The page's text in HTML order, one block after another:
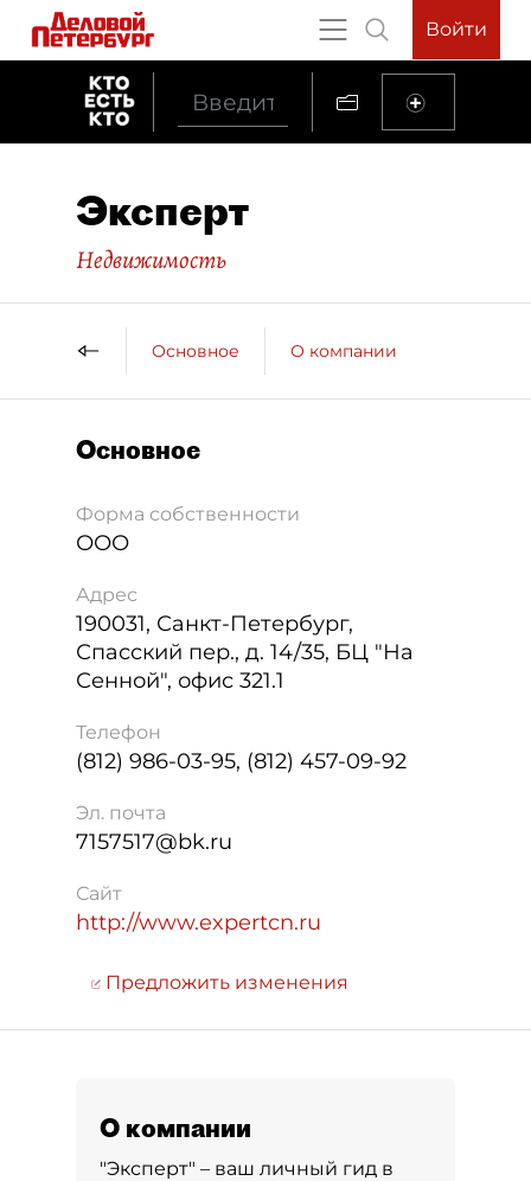
Войти
Эксперт
Недвижимость
Основное О компании
Основное
Форма собственности
ООО
Адрес
190031, Санкт-Петербург,
Спасский пер., д. 14/35, БЦ "На
Сенной", офис 321.1
Телефон
(812) 986-03-95, (812) 457-09-92
Эл. почта
7157517@bk.ru
Сайт
http://www.expertcn.ru
Предложить изменения
О компании
"Эксперт" – ваш личный гид в